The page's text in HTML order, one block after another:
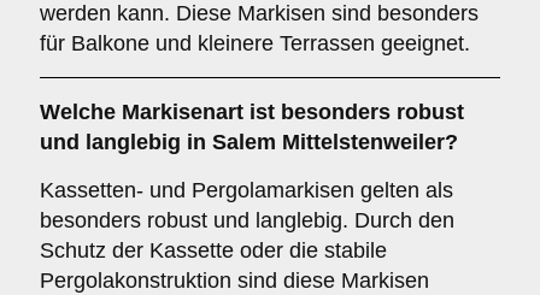
werden kann. Diese Markisen sind besonders
für Balkone und kleinere Terrassen geeignet.
Welche Markisenart ist besonders robust
und langlebig in Salem Mittelstenweiler?
Kassetten- und Pergolamarkisen gelten als
besonders robust und langlebig. Durch den
Schutz der Kassette oder die stabile
Pergolakonstruktion sind diese Markisen